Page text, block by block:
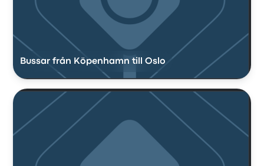
Bussar från Köpenhamn till Oslo